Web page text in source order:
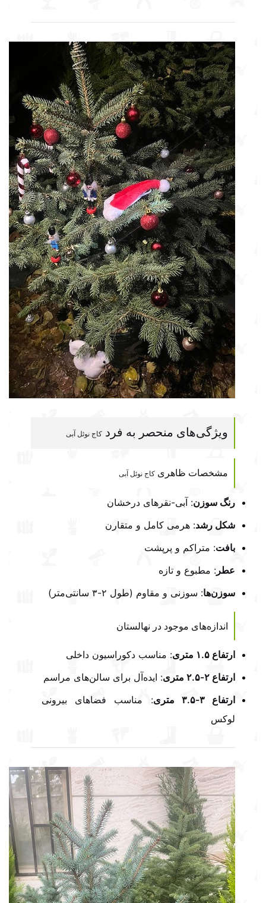
ویژگی‌های منحصر به فرد کاج نوئل آبی
مشخصات ظاهری کاج نوئل آبی
رنگ سوزن: آبی-نقرهای درخشان
شکل رشد: هرمی کامل و متقارن
بافت: متراکم و پرپشت
عطر : مطبوع و تازه
سوزن‌ها: سوزنی و مقاوم (طول ۲-۳ سانتی‌متر)
اندازه‌های موجود در نهالستان
ارتفاع ۱.۵ متری
: مناسب دکوراسیون داخلی
ارتفاع ۲-۲.۵ متری
: ایده‌آل برای سالن‌های مراسم
ارتفاع ۳-۳.۵ متری
: مناسب فضاهای بیرونی
لوکس